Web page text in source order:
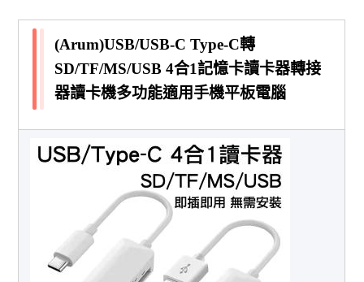
(Arum)USB/USB-C Type-C轉
SD/TF/MS/USB 4合1記憶卡讀卡器轉接
器讀卡機多功能適用手機平板電腦